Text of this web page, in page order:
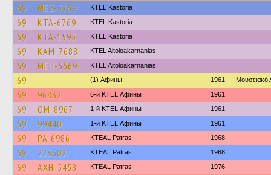
69 MEZ-3769 KTEL Kastoria
69 KTA-6769 KTEL Kastoria
69 KTA-1595 KTEL Kastoria
69 KAM-7688 KTEL Aitoloakarnanias
69 MEH-6669 KTEL Aitoloakarnanias
69 (1) Афины 1961 Μουσειακό
69 96832 6-й KTEL Афины 1961
69 OM-8967 1-й KTEL Афины 1961
69 99440 1-й KTEL Афины 1961
69 PA-6986 KTEAL Patras 1968
69 223602 KTEAL Patras 1968
69 AXH-5458 KTEAL Patras 1976